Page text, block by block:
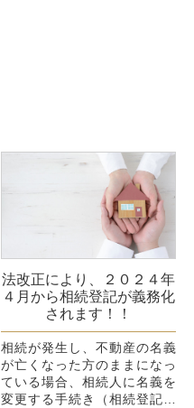
法改正により、２０２４年
４月から相続登記が義務化
されます！！
相続が発生し、不動産の名義
が亡くなった方のままになっ
ている場合、相続人に名義を
変更する手続き（相続登記手